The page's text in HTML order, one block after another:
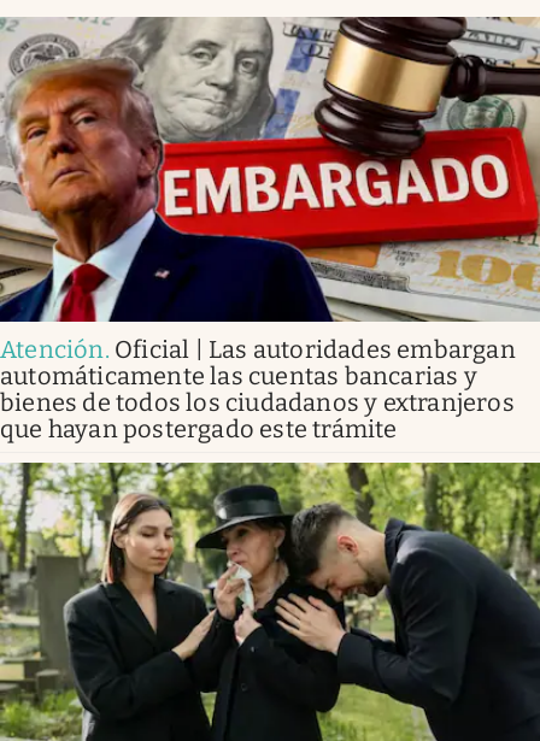
Atención. Oficial | Las autoridades embargan
automáticamente las cuentas bancarias y
bienes de todos los ciudadanos y extranjeros
que hayan postergado este trámite